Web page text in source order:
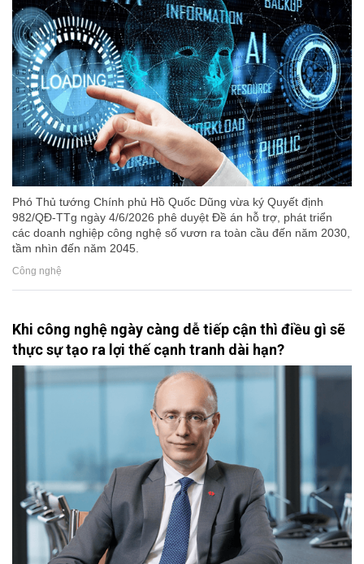
Phó Thủ tướng Chính phủ Hồ Quốc Dũng vừa ký Quyết định
982/QĐ-TTg ngày 4/6/2026 phê duyệt Đề án hỗ trợ, phát triển
các doanh nghiệp công nghệ số vươn ra toàn cầu đến năm 2030,
tầm nhìn đến năm 2045.
Công nghệ
Khi công nghệ ngày càng dễ tiếp cận thì điều gì sẽ
thực sự tạo ra lợi thế cạnh tranh dài hạn?